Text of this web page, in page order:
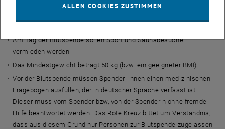
Am Tag der Blutspende sollen Sport und Saunabesuche
vermieden werden.
Das Mindestgewicht beträgt 50 kg (bzw. ein geeigneter BMI).
Vor der Blutspende müssen Spender_innen einen medizinischen
Fragebogen ausfüllen, der in deutscher Sprache verfasst ist.
Dieser muss vom Spender bzw, von der Spenderin ohne fremde
Hilfe beantwortet werden. Das Rote Kreuz bittet um Verständnis,
dass aus diesem Grund nur Personen zur Blutspende zugelassen
ALLEN COOKIES ZUSTIMMEN